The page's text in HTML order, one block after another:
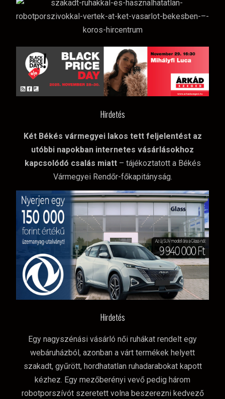
Hirdetés
Két Békés vármegyei lakos tett feljelentést az
utóbbi napokban internetes vásárlásokhoz
kapcsolódó csalás miatt– tájékoztatott a Békés
Vármegyei Rendőr-főkapitányság.
Hirdetés
Egy nagyszénási vásárló női ruhákat rendelt egy
webáruházból, azonban a várt termékek helyett
szakadt, gyűrött, hordhatatlan ruhadarabokat kapott
kézhez. Egy mezőberényi vevő pedig három
robotporszívót szeretett volna beszerezni kedvező